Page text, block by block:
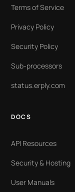
Terms of Service
Privacy Policy
Security Policy
Sub-processors
status.erply.com
DOCS
API Resources
Security & Hosting
User Manuals